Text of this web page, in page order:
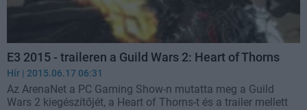
E3 2015 - traileren a Guild Wars 2: Heart of Thorns
Hír | 2015.06.17 06:31
Az ArenaNet a PC Gaming Show-n mutatta meg a Guild
Wars 2 kiegészítőjét, a Heart of Thorns-t és a trailer mellett